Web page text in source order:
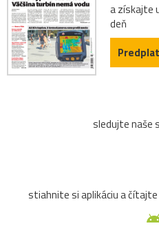
a získajte
deň
sledujte naše
stiahnite si aplikáciu a čítajte